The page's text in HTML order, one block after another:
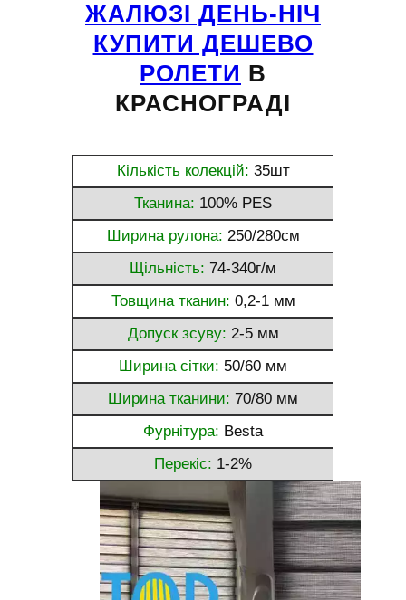
ЖАЛЮЗІ ДЕНЬ-НІЧ
КУПИТИ ДЕШЕВО
РОЛЕТИ В
КРАСНОГРАДІ
Кількість колекцій: 35шт
Тканина: 100% PES
Ширина рулона: 250/280см
Щільність: 74-340г/м
Товщина тканин: 0,2-1 мм
Допуск зсуву: 2-5 мм
Ширина сітки: 50/60 мм
Ширина тканини: 70/80 мм
Фурнітура: Besta
Перекіс: 1-2%